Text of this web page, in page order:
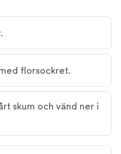
florsockret.
skum och vänd ner i